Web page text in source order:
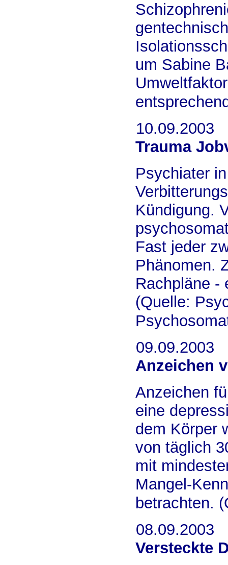
um Sabine
10.09.2003
Trauma
Psychiater
Kündigung.
Fast jeder
Phänomen.
Rachpläne -
(Quelle:
09.09.2003
Anzeichen
Anzeichen
eine
dem Körper
von täglich
mit
Mangel-
betrachten.
08.09.2003
Versteckte